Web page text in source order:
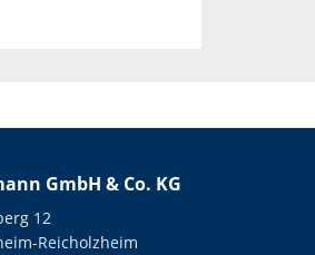
GmbH & Co. KG
12
Reicholzheim